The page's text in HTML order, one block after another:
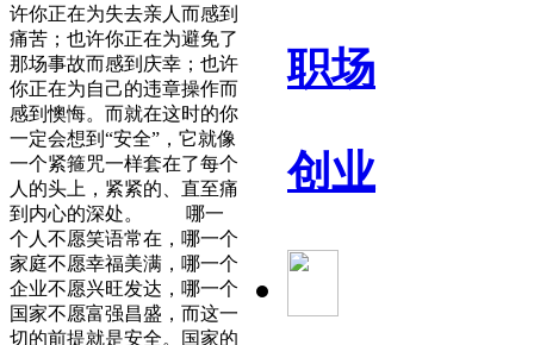
职场
创业
许你正在为失去亲人而感到
痛苦；也许你正在为避免了
那场事故而感到庆幸；也许
你正在为自己的违章操作而
感到懊悔。而就在这时的你
一定会想到“安全”，它就像
一个紧箍咒一样套在了每个
人的头上，紧紧的、直至痛
到内心的深处。 哪一
个人不愿笑语常在，哪一个
家庭不愿幸福美满，哪一个
企业不愿兴旺发达，哪一个
国家不愿富强昌盛，而这一
切的前提就是安全。国家的